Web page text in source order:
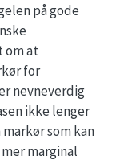
på gode
om at
for
nevneverdig
ikke lenger
som kan
marginal